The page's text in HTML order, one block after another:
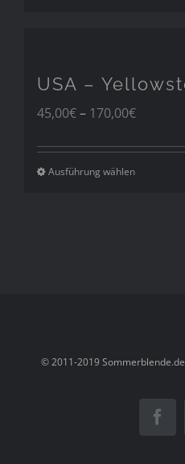
USA –
45,00€– 170,00€
bis
Ausführung wählen
© 2011-2019